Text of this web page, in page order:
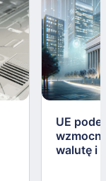
UE
walutę i